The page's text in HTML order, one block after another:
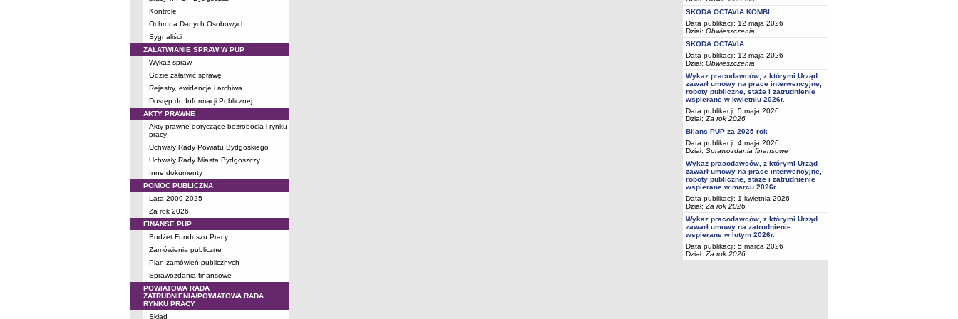
Kontrole
Ochrona Danych Osobowych
Sygnaliści
ZAŁATWIANIE SPRAW W PUP
Wykaz spraw
Gdzie załatwić sprawę
Rejestry, ewidencje i archiwa
Dostęp do Informacji Publicznej
AKTY PRAWNE
Akty prawne dotyczące bezrobocia i rynku
pracy
Uchwały Rady Powiatu Bydgoskiego
Uchwały Rady Miasta Bydgoszczy
Inne dokumenty
POMOC PUBLICZNA
Lata 2009-2025
Za rok 2026
FINANSE PUP
Budżet Funduszu Pracy
Zamówienia publiczne
Plan zamówień publicznych
Sprawozdania finansowe
POWIATOWA RADA
ZATRUDNIENIA/POWIATOWA RADA
RYNKU PRACY
Skład
SKODA OCTAVIA KOMBI
Data publikacji: 12 maja 2026
Dział: Obwieszczenia
SKODA OCTAVIA
Data publikacji: 12 maja 2026
Dział: Obwieszczenia
Wykaz pracodawców, z którymi Urząd
zawarł umowy na prace interwencyjne,
roboty publiczne, staże i zatrudnienie
wspierane w kwietniu 2026r.
Data publikacji: 5 maja 2026
Dział: Za rok 2026
Bilans PUP za 2025 rok
Data publikacji: 4 maja 2026
Dział: Sprawozdania finansowe
Wykaz pracodawców, z którymi Urząd
zawarł umowy na prace interwencyjne,
roboty publiczne, staże i zatrudnienie
wspierane w marcu 2026r.
Data publikacji: 1 kwietnia 2026
Dział: Za rok 2026
Wykaz pracodawców, z którymi Urząd
zawarł umowy na zatrudnienie
wspierane w lutym 2026r.
Data publikacji: 5 marca 2026
Dział: Za rok 2026